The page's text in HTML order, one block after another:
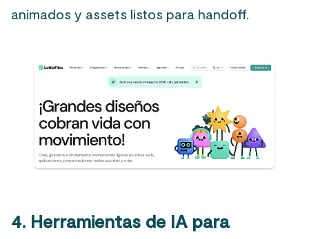
animados y assets listos para handoff.
4. Herramientas de IA para